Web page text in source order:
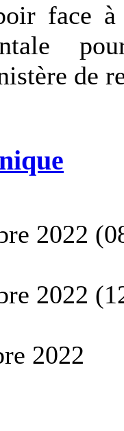
face
de
2022
2022
2022